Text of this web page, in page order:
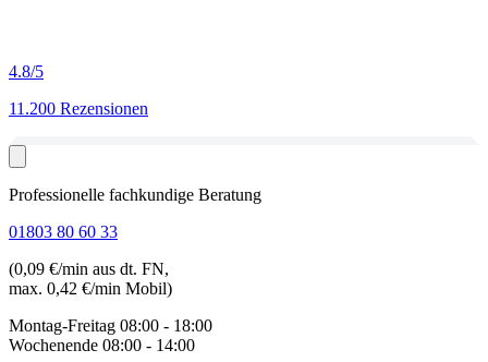
4.8/5
11.200 Rezensionen
Professionelle fachkundige Beratung
01803 80 60 33
(0,09 €/min aus dt. FN,
max. 0,42 €/min Mobil)
Montag-Freitag 08:00 - 18:00
Wochenende 08:00 - 14:00